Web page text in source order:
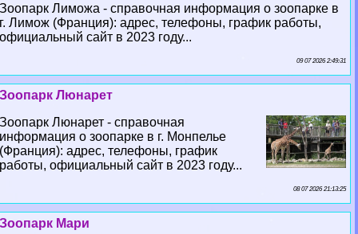
Зоопарк Лиможа - справочная информация о зоопарке в
г. Лимож (Франция): адрес, телефоны, график работы,
официальный сайт в 2023 году...
09 07 2026 2:49:31
Зоопарк Люнарет
Зоопарк Люнарет - справочная
информация о зоопарке в г. Монпелье
(Франция): адрес, телефоны, график
работы, официальный сайт в 2023 году...
08 07 2026 21:13:25
Зоопарк Мари